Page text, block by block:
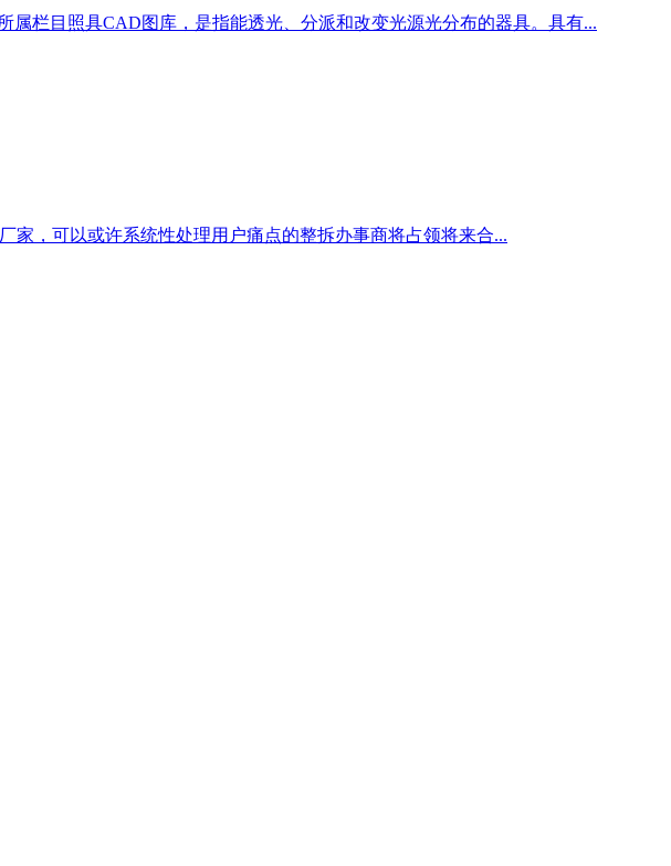
属栏目照具CAD图库，是指能透光、分派和改变光源光分布的器具。具有...
家，可以或许系统性处理用户痛点的整拆办事商将占领将来合...